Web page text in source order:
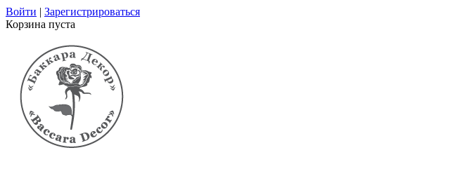
Войти | Зарегистрироваться
Корзина пуста